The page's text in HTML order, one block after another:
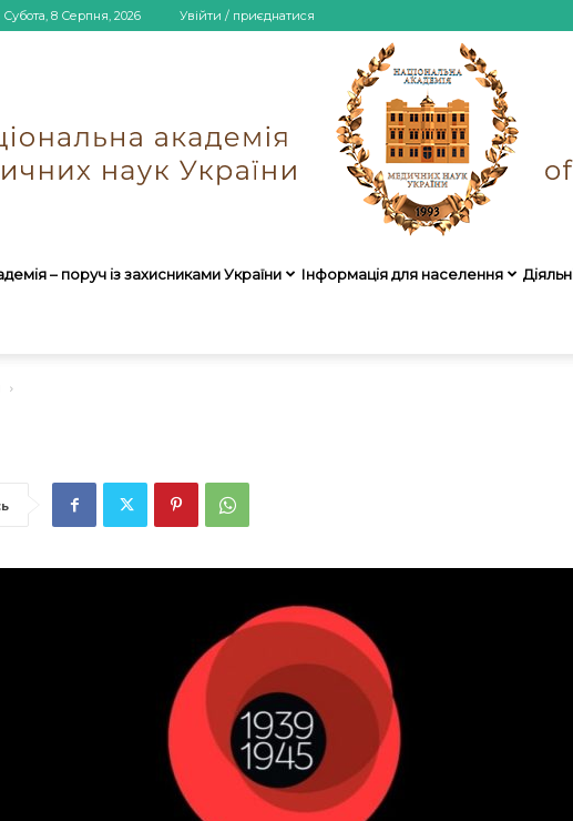
Субота, 8 Серпня, 2026 Увійти / приєднатися
– поруч із захисниками України Інформація для населення